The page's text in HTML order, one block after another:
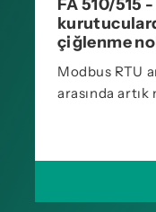
FA 510/515
çiğlenme
Modbus RTU
arasında